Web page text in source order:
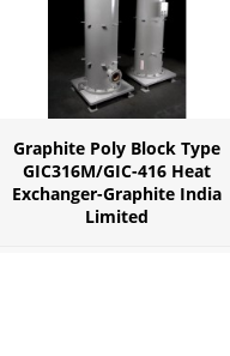
Graphite Poly Block Type
GIC316M/GIC-416 Heat
Exchanger-Graphite India
Limited